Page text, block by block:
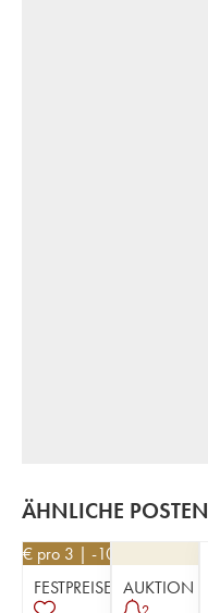
ÄHNLICHE POSTEN
27€ pro 3 | -10%
FESTPREISE AUKTION